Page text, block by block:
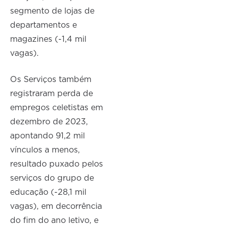
segmento de lojas de
departamentos e
magazines (-1,4 mil
vagas).
Os Serviços também
registraram perda de
empregos celetistas em
dezembro de 2023,
apontando 91,2 mil
vínculos a menos,
resultado puxado pelos
serviços do grupo de
educação (-28,1 mil
vagas), em decorrência
do fim do ano letivo, e